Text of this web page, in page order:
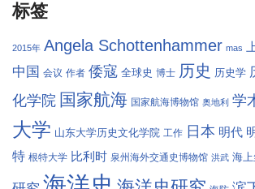
标签
2015年 Angela Schottenhammer mas
中国 会议 作者 倭寇 全球史 博士 历史 历史学
化学院 国家航海 国家航海博物馆 奥地利 学
大学 山东大学历史文化学院 工作 日本 明代
特 根特大学 比利时 泉州海外交通史博物馆 洪武 海